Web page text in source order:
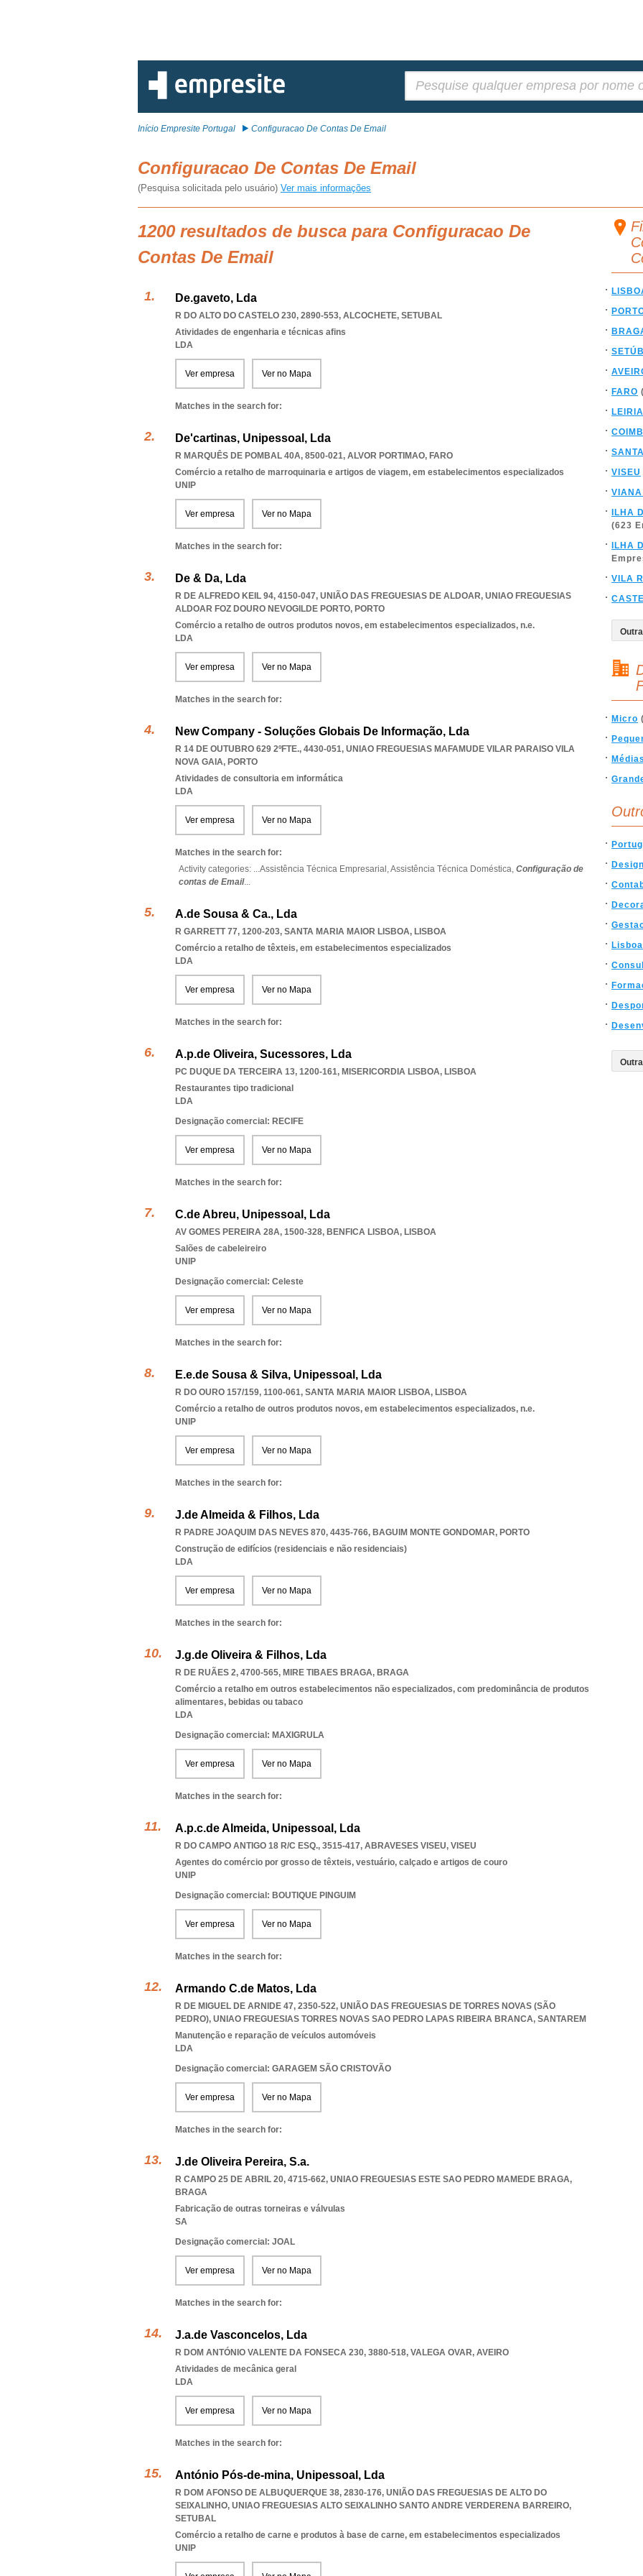
Início Empresite Portugal Configuracao De Contas De Email
Configuracao De Contas De Email
(Pesquisa solicitada pelo usuário) Ver mais informações
1200 resultados de busca para Configuracao De
Contas De Email
De.gaveto, Lda
R DO ALTO DO CASTELO 230, 2890-553, ALCOCHETE, SETUBAL
Atividades de engenharia e técnicas afins
LDA
Ver empresa Ver no Mapa
Matches in the search for:
De'cartinas, Unipessoal, Lda
R MARQUÊS DE POMBAL 40A, 8500-021, ALVOR PORTIMAO, FARO
Comércio a retalho de marroquinaria e artigos de viagem, em estabelecimentos especializados
UNIP
Ver empresa Ver no Mapa
Matches in the search for:
De & Da, Lda
R DE ALFREDO KEIL 94, 4150-047, UNIÃO DAS FREGUESIAS DE ALDOAR, UNIAO FREGUESIAS
ALDOAR FOZ DOURO NEVOGILDE PORTO, PORTO
Comércio a retalho de outros produtos novos, em estabelecimentos especializados, n.e.
LDA
Ver empresa Ver no Mapa
Matches in the search for:
New Company - Soluções Globais De Informação, Lda
R 14 DE OUTUBRO 629 2ºFTE., 4430-051, UNIAO FREGUESIAS MAFAMUDE VILAR PARAISO VILA
NOVA GAIA, PORTO
Atividades de consultoria em informática
LDA
Ver empresa Ver no Mapa
Matches in the search for:
Activity categories: ...Assistência Técnica Empresarial,Assistência Técnica Doméstica, Configuração de
contas de Email...
A.de Sousa & Ca., Lda
R GARRETT 77, 1200-203, SANTA MARIA MAIOR LISBOA, LISBOA
Comércio a retalho de têxteis, em estabelecimentos especializados
LDA
Ver empresa Ver no Mapa
Matches in the search for:
A.p.de Oliveira, Sucessores, Lda
PC DUQUE DA TERCEIRA 13, 1200-161, MISERICORDIA LISBOA, LISBOA
Restaurantes tipo tradicional
LDA
Designação comercial: RECIFE
Ver empresa Ver no Mapa
Matches in the search for:
C.de Abreu, Unipessoal, Lda
AV GOMES PEREIRA 28A, 1500-328, BENFICA LISBOA, LISBOA
Salões de cabeleireiro
UNIP
Designação comercial: Celeste
Ver empresa Ver no Mapa
Matches in the search for:
E.e.de Sousa & Silva, Unipessoal, Lda
R DO OURO 157/159, 1100-061, SANTA MARIA MAIOR LISBOA, LISBOA
Comércio a retalho de outros produtos novos, em estabelecimentos especializados, n.e.
UNIP
Ver empresa Ver no Mapa
Matches in the search for:
J.de Almeida & Filhos, Lda
R PADRE JOAQUIM DAS NEVES 870, 4435-766, BAGUIM MONTE GONDOMAR, PORTO
Construção de edifícios (residenciais e não residenciais)
LDA
Ver empresa Ver no Mapa
Matches in the search for:
J.g.de Oliveira & Filhos, Lda
R DE RUÃES 2, 4700-565, MIRE TIBAES BRAGA, BRAGA
Comércio a retalho em outros estabelecimentos não especializados, com predominância de produtos
alimentares, bebidas ou tabaco
LDA
Designação comercial: MAXIGRULA
Ver empresa Ver no Mapa
Matches in the search for:
A.p.c.de Almeida, Unipessoal, Lda
R DO CAMPO ANTIGO 18 R/C ESQ., 3515-417, ABRAVESES VISEU, VISEU
Agentes do comércio por grosso de têxteis, vestuário, calçado e artigos de couro
UNIP
Designação comercial: BOUTIQUE PINGUIM
Ver empresa Ver no Mapa
Matches in the search for:
Armando C.de Matos, Lda
R DE MIGUEL DE ARNIDE 47, 2350-522, UNIÃO DAS FREGUESIAS DE TORRES NOVAS (SÃO
PEDRO), UNIAO FREGUESIAS TORRES NOVAS SAO PEDRO LAPAS RIBEIRA BRANCA, SANTAREM
Manutenção e reparação de veículos automóveis
LDA
Designação comercial: GARAGEM SÃO CRISTOVÃO
Ver empresa Ver no Mapa
Matches in the search for:
J.de Oliveira Pereira, S.a.
R CAMPO 25 DE ABRIL 20, 4715-662, UNIAO FREGUESIAS ESTE SAO PEDRO MAMEDE BRAGA,
BRAGA
Fabricação de outras torneiras e válvulas
SA
Designação comercial: JOAL
Ver empresa Ver no Mapa
Matches in the search for:
J.a.de Vasconcelos, Lda
R DOM ANTÓNIO VALENTE DA FONSECA 230, 3880-518, VALEGA OVAR, AVEIRO
Atividades de mecânica geral
LDA
Ver empresa Ver no Mapa
Matches in the search for:
António Pós-de-mina, Unipessoal, Lda
R DOM AFONSO DE ALBUQUERQUE 38, 2830-176, UNIÃO DAS FREGUESIAS DE ALTO DO
SEIXALINHO, UNIAO FREGUESIAS ALTO SEIXALINHO SANTO ANDRE VERDERENA BARREIRO,
SETUBAL
Comércio a retalho de carne e produtos à base de carne, em estabelecimentos especializados
UNIP
FARO
LEIRIA
VISEU
ILHA
(623
ILHA
VILA
Micro
Médias
Design
Lisboa